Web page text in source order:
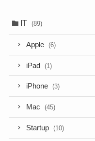
IT (89)
Apple (6)
iPad (1)
iPhone (3)
Mac (45)
Startup (10)